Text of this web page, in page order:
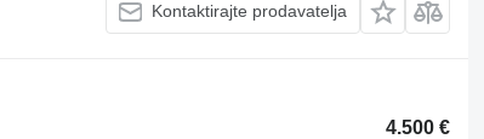
Kontaktirajte prodavatelja
4.500 €